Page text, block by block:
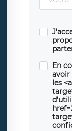
En
avoir
les